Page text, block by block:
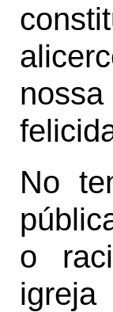
No
o